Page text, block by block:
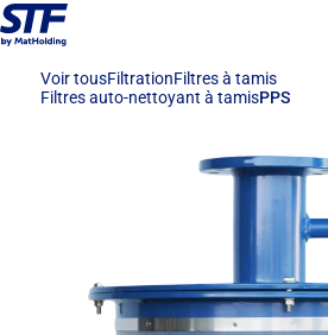
Voir tousFiltrationFiltres à tamis
Filtres auto-nettoyant à tamisPPS